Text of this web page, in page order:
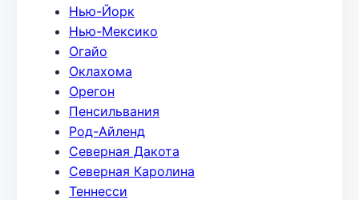
Нью-Йорк
Нью-Мексико
Огайо
Оклахома
Орегон
Пенсильвания
Род-Айленд
Северная Дакота
Северная Каролина
Теннесси